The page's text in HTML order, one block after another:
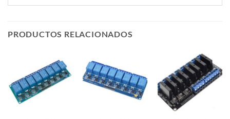
PRODUCTOS RELACIONADOS